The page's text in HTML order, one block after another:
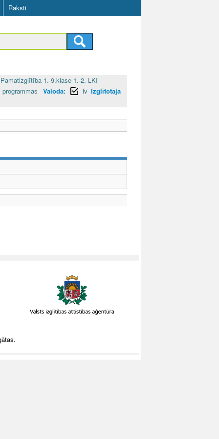
Raksti
Pamatizglītība 1.-9.klase 1.-2. LKI
Valoda: lv Izglītotāja